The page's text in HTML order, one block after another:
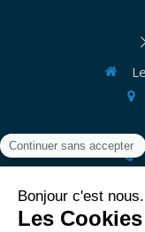
Appelez-nous